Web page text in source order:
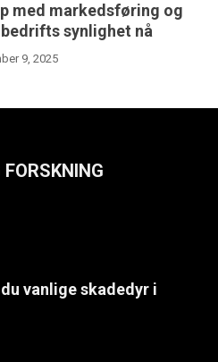
med markedsføring og
synlighet nå
9, 2025
vanlige skadedyr i